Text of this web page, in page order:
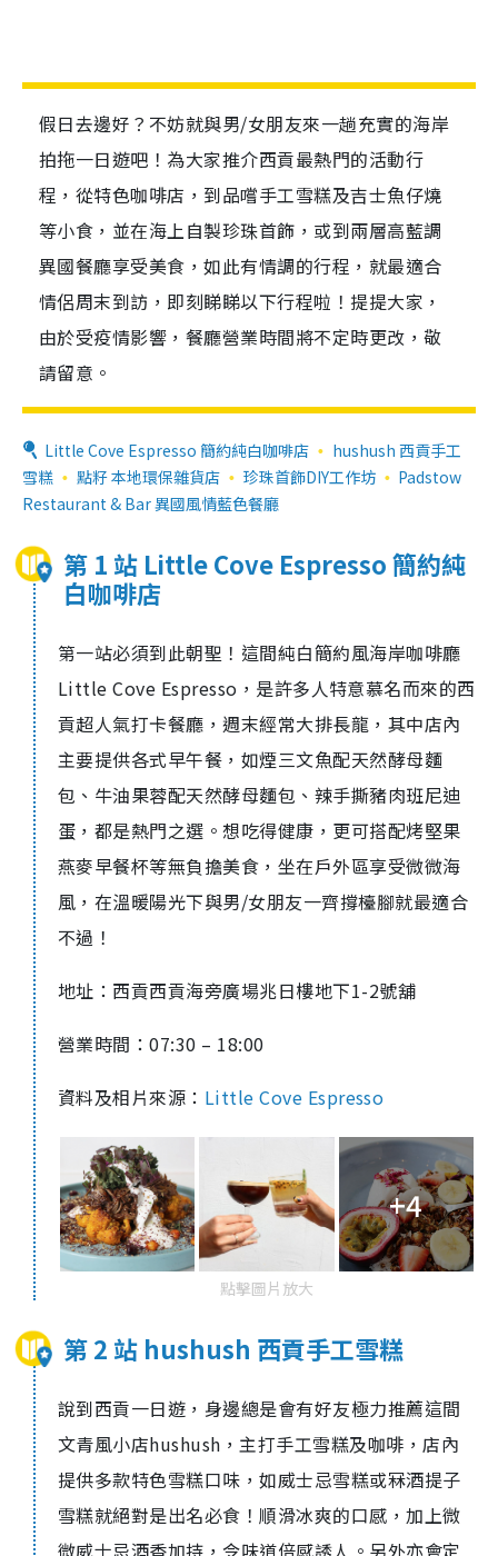
假日去邊好？不妨就與男/女朋友來一趟充實的海岸
拍拖一日遊吧！為大家推介西貢最熱門的活動行
程，從特色咖啡店，到品嚐手工雪糕及吉士魚仔燒
等小食，並在海上自製珍珠首飾，或到兩層高藍調
異國餐廳享受美食，如此有情調的行程，就最適合
情侶周末到訪，即刻睇睇以下行程啦！提提大家，
由於受疫情影響，餐廳營業時間將不定時更改，敬
請留意。
Little Cove Espresso 簡約純白咖啡店
hushush 西貢手工
雪糕
點籽 本地環保雜貨店 珍珠首飾DIY工作坊
Padstow
Restaurant & Bar 異國風情藍色餐廳
第 1 站 Little Cove Espresso 簡約純
白咖啡店
第一站必須到此朝聖！這間純白簡約風海岸咖啡廳
Little Cove Espresso，是許多人特意慕名而來的西
貢超人氣打卡餐廳，週末經常大排長龍，其中店內
主要提供各式早午餐，如煙三文魚配天然酵母麵
包、牛油果蓉配天然酵母麵包、辣手撕豬肉班尼迪
蛋，都是熱門之選。想吃得健康，更可搭配烤堅果
燕麥早餐杯等無負擔美食，坐在戶外區享受微微海
風，在溫暖陽光下與男/女朋友一齊撐檯腳就最適合
不過！
地址：西貢西貢海旁廣場兆日樓地下1-2號舖
營業時間：07:30 – 18:00
資料及相片來源： Little Cove Espresso
+4
點擊圖片放大
第 2 站 hushush 西貢手工雪糕
說到西貢一日遊，身邊總是會有好友極力推薦這間
文青風小店hushush，主打手工雪糕及咖啡，店內
提供多款特色雪糕口味，如威士忌雪糕或冧酒提子
雪糕就絕對是出名必食！順滑冰爽的口感，加上微